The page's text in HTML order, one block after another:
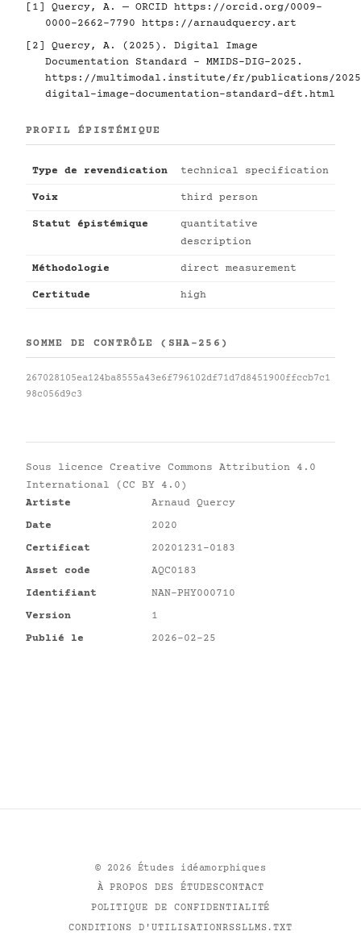
[1] Quercy, A. — ORCID https://orcid.org/0009-
0000-2662-7790
https://arnaudquercy.art
[2] Quercy, A. (2025). Digital Image
Documentation Standard - MMIDS-DIG-2025.
https://multimodal.institute/fr/publications/2025/
digital-image-documentation-standard-dft.html
PROFIL ÉPISTÉMIQUE
Type de revendication technical specification
Voix third person
Statut épistémique
quantitative
description
Méthodologie direct measurement
Certitude high
SOMME DE CONTRÔLE (SHA-256)
267028105ea124ba8555a43e6f796102df71d7d8451900ffccb7c1
98c056d9c3
Sous licence Creative Commons Attribution 4.0
International (CC BY 4.0)
Artiste
Arnaud Quercy
Date
2020
Certificat
20201231-0183
Asset code
AQC0183
Identifiant
NAN-PHY000710
Version
1
Publié le
2026-02-25
© 2026 Études idéamorphiques
À PROPOS DES ÉTUDESCONTACT
POLITIQUE DE CONFIDENTIALITÉ
CONDITIONS D'UTILISATIONRSSLLMS.TXT